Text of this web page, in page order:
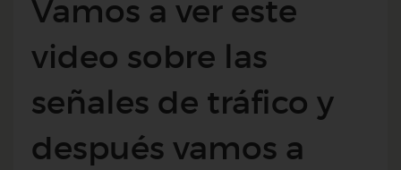
Vamos a ver este
video sobre las
señales de tráfico y
después vamos a